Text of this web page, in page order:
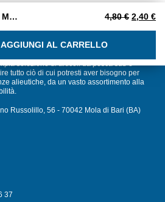
GRILLI OMEGA AISI 316 MM. 10 4,80€ Il
2,40 €Il
AGGIUNGI AL CARRELLO
tutto ciò di cui potresti aver bisogno per
alieutiche, da un vasto assortimento alla
Russolillo, 56 - 70042 Mola di Bari (BA)
37